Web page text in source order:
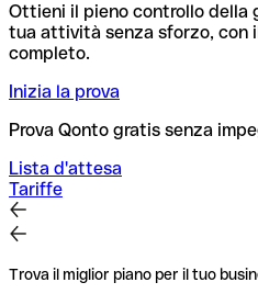
Ottieni il pieno controllo della
tua attività senza sforzo, con
completo.
Inizia la prova
Prova Qonto gratis senza
Lista d'attesa
Tariffe
Trova il miglior piano per il tuo